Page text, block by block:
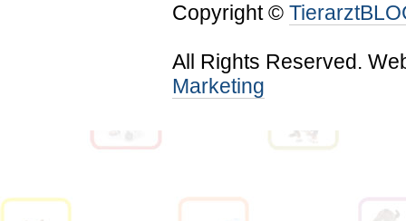
Copyright ©
All Rights Reserved.
Marketing